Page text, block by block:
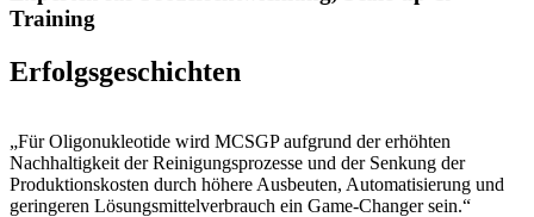
Training
Erfolgsgeschichten
„Für Oligonukleotide wird MCSGP aufgrund der erhöhten
Nachhaltigkeit der Reinigungsprozesse und der Senkung der
Produktionskosten durch höhere Ausbeuten, Automatisierung und
geringeren Lösungsmittelverbrauch ein Game-Changer sein.“